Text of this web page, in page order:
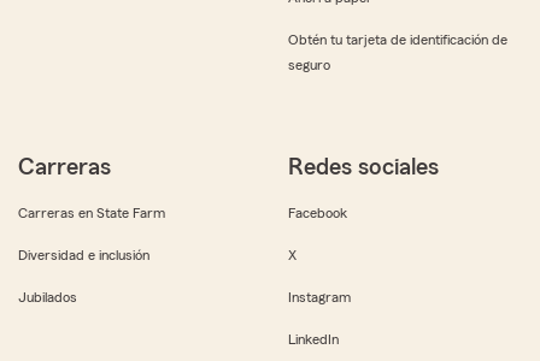
Obtén tu tarjeta de identificación de
seguro
Carreras
Carreras en State Farm
Diversidad e inclusión
Jubilados
Redes sociales
Facebook
X
Instagram
LinkedIn